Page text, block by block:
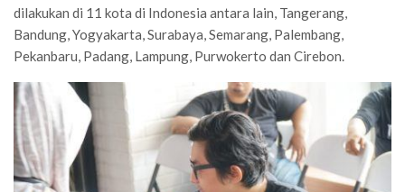
dilakukan di 11 kota di Indonesia antara lain, Tangerang,
Bandung, Yogyakarta, Surabaya, Semarang, Palembang,
Pekanbaru, Padang, Lampung, Purwokerto dan Cirebon.